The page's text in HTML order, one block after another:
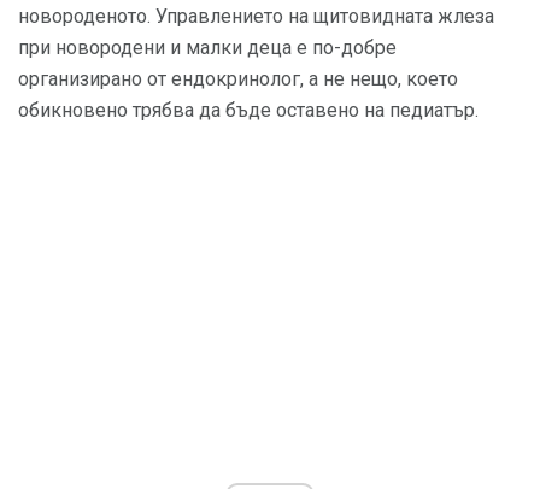
новороденото. Управлението на щитовидната жлеза
при новородени и малки деца е по-добре
организирано от ендокринолог, а не нещо, което
обикновено трябва да бъде оставено на педиатър.